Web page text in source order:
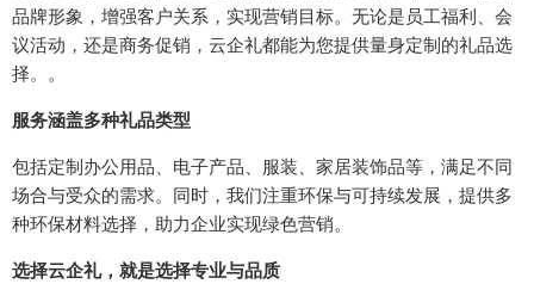
品牌形象，增强客户关系，实现营销目标。无论是员工福利、会
议活动，还是商务促销，云企礼都能为您提供量身定制的礼品选
择。。
服务涵盖多种礼品类型
包括定制办公用品、电子产品、服装、家居装饰品等，满足不同
场合与受众的需求。同时，我们注重环保与可持续发展，提供多
种环保材料选择，助力企业实现绿色营销。
选择云企礼，就是选择专业与品质